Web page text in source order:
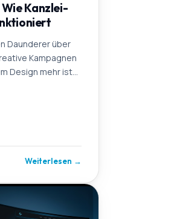
Kanzlei-
Daunderer über
Kampagnen
Design mehr ist
Weiterlesen →